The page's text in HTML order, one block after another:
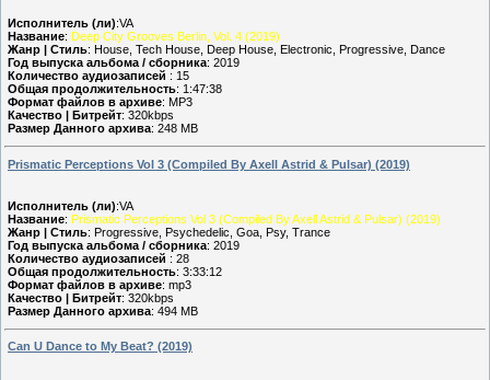
Исполнитель (ли):VA
Название: Deep City Grooves Berlin, Vol. 4 (2019)
Жанр | Стиль: House, Tech House, Deep House, Electronic, Progressive, Dance
Год выпуска альбома / сборника: 2019
Количество аудиозаписей : 15
Общая продолжительность: 1:47:38
Формат файлов в архиве: MP3
Качество | Битрейт: 320kbps
Размер Данного архива: 248 MB
Prismatic Perceptions Vol 3 (Compiled By Axell Astrid & Pulsar) (2019)
Исполнитель (ли):VA
Название: Prismatic Perceptions Vol 3 (Compiled By Axell Astrid & Pulsar) (2019)
Жанр | Стиль: Progressive, Psychedelic, Goa, Psy, Trance
Год выпуска альбома / сборника: 2019
Количество аудиозаписей : 28
Общая продолжительность: 3:33:12
Формат файлов в архиве: mp3
Качество | Битрейт: 320kbps
Размер Данного архива: 494 MB
Can U Dance to My Beat? (2019)